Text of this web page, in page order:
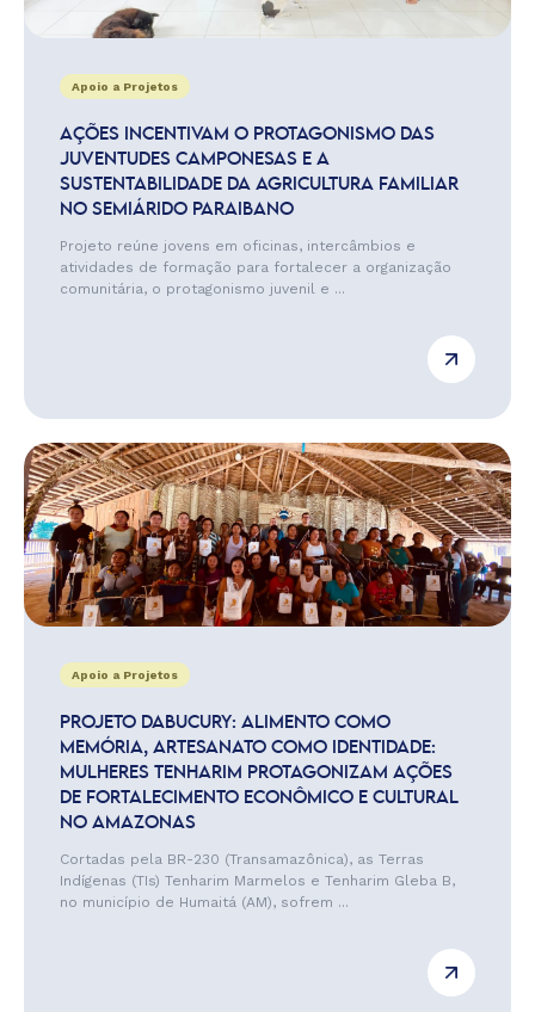
Apoio a Projetos
AÇÕES INCENTIVAM O PROTAGONISMO DAS
JUVENTUDES CAMPONESAS E A
SUSTENTABILIDADE DA AGRICULTURA FAMILIAR
NO SEMIÁRIDO PARAIBANO
Projeto reúne jovens em oficinas, intercâmbios e
atividades de formação para fortalecer a organização
comunitária, o protagonismo juvenil e ...
Apoio a Projetos
PROJETO DABUCURY: ALIMENTO COMO
MEMÓRIA, ARTESANATO COMO IDENTIDADE:
MULHERES TENHARIM PROTAGONIZAM AÇÕES
DE FORTALECIMENTO ECONÔMICO E CULTURAL
NO AMAZONAS
Cortadas pela BR-230 (Transamazônica), as Terras
Indígenas (TIs) Tenharim Marmelos e Tenharim Gleba B,
no município de Humaitá (AM), sofrem ...